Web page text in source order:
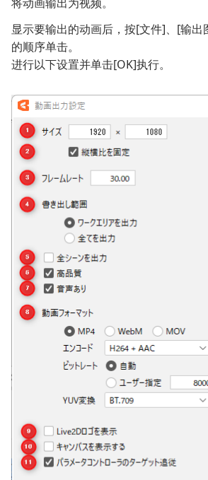
显示要输出的动画后，按[文件]、[输
的顺序单击。
进行以下设置并单击[OK]执行。